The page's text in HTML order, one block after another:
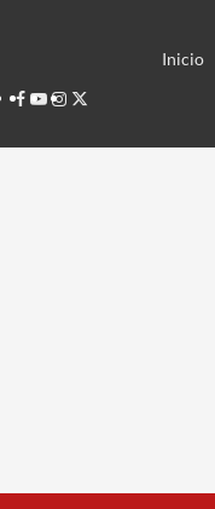
Inicio
Facebook
Youtube
Instagram
Twitter